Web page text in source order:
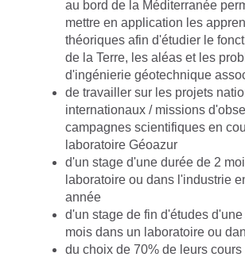
au bord de la Méditerranée
mettre en application les
théoriques afin d'étudier le
de la Terre, les aléas et les
d'ingénierie géotechnique
de travailler sur les projets
internationaux / missions
campagnes scientifiques en
laboratoire Géoazur
d'un stage d'une durée de 2
laboratoire ou dans l'industrie
année
d'un stage de fin d'études
mois dans un laboratoire ou
du choix de 70% de leurs cours